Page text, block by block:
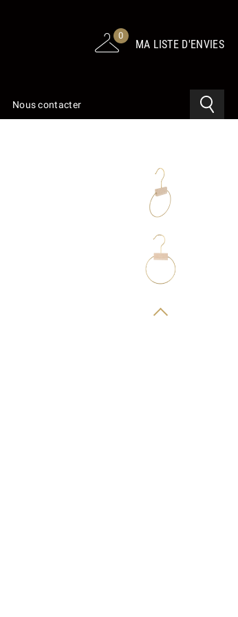
0
MA LISTE D'ENVIES
Nous contacter